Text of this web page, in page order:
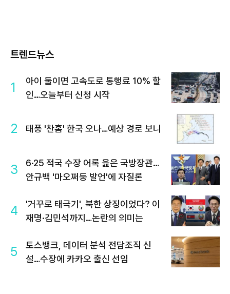
트렌드뉴스
1
아이 둘이면 고속도로 통행료 10% 할
인…오늘부터 신청 시작
2 태풍 '찬홈' 한국 오나…예상 경로 보니
3
6·25 적국 수장 어록 읊은 국방장관…
안규백 '마오쩌둥 발언'에 자질론
4
'거꾸로 태극기', 북한 상징이었다? 이
재명·김민석까지…논란의 의미는
5
토스뱅크, 데이터 분석 전담조직 신
설…수장에 카카오 출신 선임